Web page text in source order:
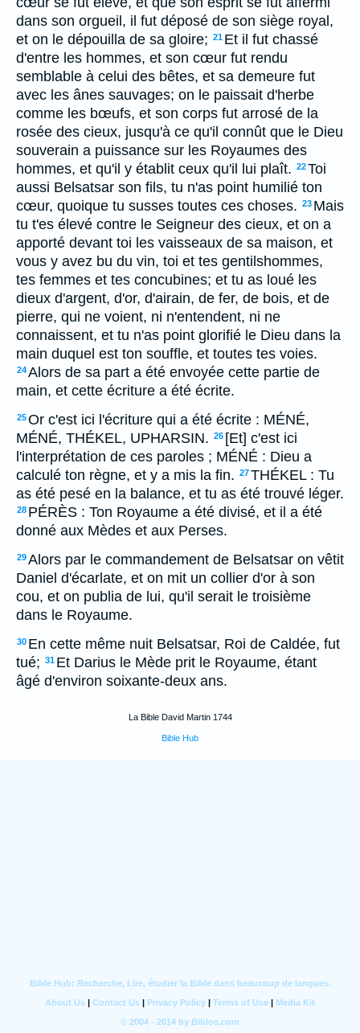
dans son orgueil, il fut déposé de son siège royal,
et on le dépouilla de sa gloire; 21 Et il fut chassé
d'entre les hommes, et son cœur fut rendu
semblable à celui des bêtes, et sa demeure fut
avec les ânes sauvages; on le paissait d'herbe
comme les bœufs, et son corps fut arrosé de la
rosée des cieux, jusqu'à ce qu'il connût que le Dieu
souverain a puissance sur les Royaumes des
hommes, et qu'il y établit ceux qu'il lui plaît. 22Toi
aussi Belsatsar son fils, tu n'as point humilié ton
cœur, quoique tu susses toutes ces choses. 23 Mais
tu t'es élevé contre le Seigneur des cieux, et on a
apporté devant toi les vaisseaux de sa maison, et
vous y avez bu du vin, toi et tes gentilshommes,
tes femmes et tes concubines; et tu as loué les
dieux d'argent, d'or, d'airain, de fer, de bois, et de
pierre, qui ne voient, ni n'entendent, ni ne
connaissent, et tu n'as point glorifié le Dieu dans la
main duquel est ton souffle, et toutes tes voies.
24Alors de sa part a été envoyée cette partie de
main, et cette écriture a été écrite.
25Or c'est ici l'écriture qui a été écrite : MÉNÉ,
MÉNÉ, THÉKEL, UPHARSIN. 26 [Et] c'est ici
l'interprétation de ces paroles ; MÉNÉ : Dieu a
calculé ton règne, et y a mis la fin. 27THÉKEL : Tu
as été pesé en la balance, et tu as été trouvé léger.
28 PÉRÈS : Ton Royaume a été divisé, et il a été
donné aux Mèdes et aux Perses.
29Alors par le commandement de Belsatsar on vêtit
Daniel d'écarlate, et on mit un collier d'or à son
cou, et on publia de lui, qu'il serait le troisième
dans le Royaume.
30 En cette même nuit Belsatsar, Roi de Caldée, fut
tué; 31 Et Darius le Mède prit le Royaume, étant
âgé d'environ soixante-deux ans.
La Bible David Martin 1744
Bible Hub